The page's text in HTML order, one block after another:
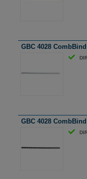
GBC 4028
GBC 4028